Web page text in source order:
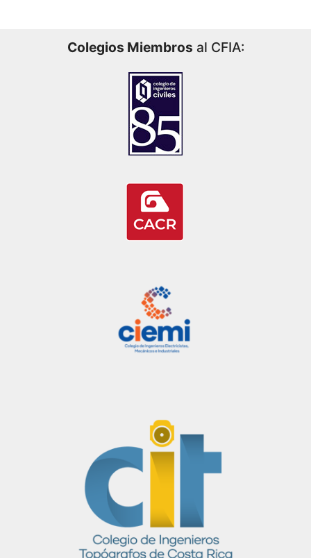
Colegios Miembros al CFIA: